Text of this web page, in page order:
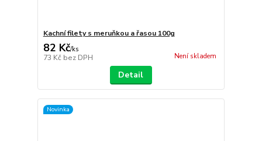
Kachní filety s meruňkou a řasou 100g
82 Kč/ks
73 Kč bez DPH Není skladem
Detail
Novinka